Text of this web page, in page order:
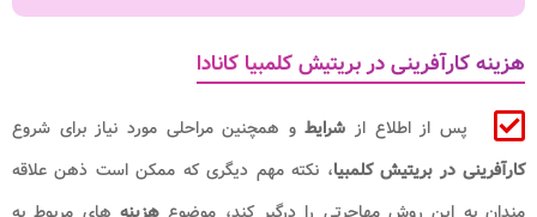
هزینه کارآفرینی در بریتیش کلمبیا کانادا
پس از اطلاع از شرایطو همچنین مراحلی مورد نیاز برای شروع
کارآفرینی در بریتیش کلمبیا، نکته مهم دیگری که ممکن است ذهن علاقه